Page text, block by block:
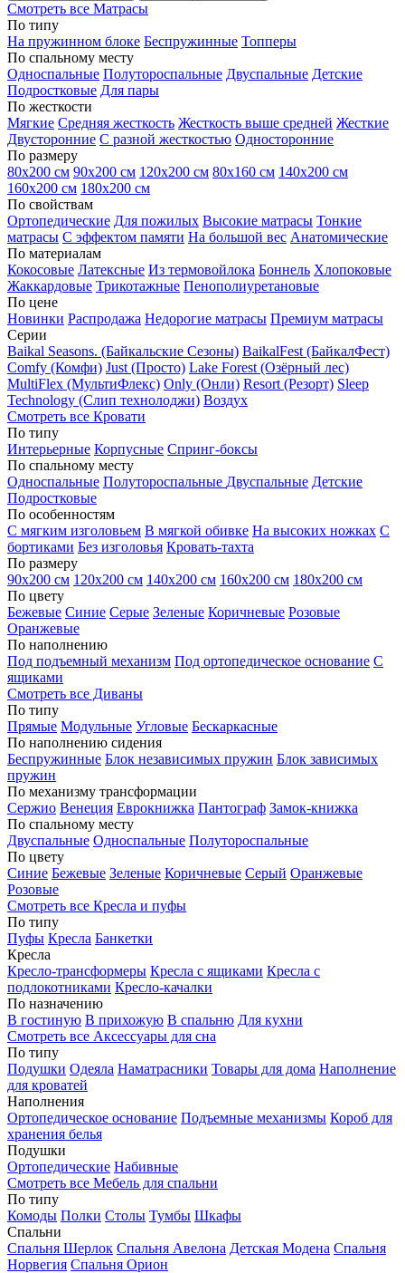
Смотреть все Матрасы
По типу
На пружинном блоке Беспружинные Топперы
По спальному месту
Односпальные Полутороспальные Двуспальные Детские
Подростковые Для пары
По жесткости
Мягкие Средняя жесткость Жесткость выше средней Жесткие
Двусторонние С разной жесткостью Односторонние
По размеру
80х200 см 90х200 см 120х200 см 80х160 см 140х200 см
160х200 см 180х200 см
По свойствам
Ортопедические Для пожилых Высокие матрасы Тонкие
матрасы С эффектом памяти На большой вес Анатомические
По материалам
Кокосовые Латексные Из термовойлока Боннель Хлопоковые
Жаккардовые Трикотажные Пенополиуретановые
По цене
Новинки Распродажа Недорогие матрасы Премиум матрасы
Серии
Baikal Seasons. (Байкальские Сезоны) BaikalFest (БайкалФест)
Comfy (Комфи) Just (Просто) Lake Forest (Озёрный лес)
MultiFlex (МультиФлекс) Only (Онли) Resort (Резорт) Sleep
Technology (Слип технолоджи) Воздух
Смотреть все Кровати
По типу
Интерьерные Корпусные Спринг-боксы
По спальному месту
Односпальные Полутороспальные Двуспальные Детские
Подростковые
По особенностям
С мягким изголовьем В мягкой обивке На высоких ножках С
бортиками Без изголовья Кровать-тахта
По размеру
90х200 см 120х200 см 140х200 см 160х200 см 180х200 см
По цвету
Бежевые Синие Серые Зеленые Коричневые Розовые
Оранжевые
По наполнению
Под подъемный механизм Под ортопедическое основание С
ящиками
Смотреть все Диваны
По типу
Прямые Модульные Угловые Бескаркасные
По наполнению сидения
Беспружинные Блок независимых пружин Блок зависимых
пружин
По механизму трансформации
Сержио Венеция Еврокнижка Пантограф Замок-книжка
По спальному месту
Двуспальные Односпальные Полутороспальные
По цвету
Синие Бежевые Зеленые Коричневые Серый Оранжевые
Розовые
Смотреть все Кресла и пуфы
По типу
Пуфы Кресла Банкетки
Кресла
Кресло-трансформеры Кресла с ящиками Кресла с
подлокотниками Кресло-качалки
По назначению
В гостиную В прихожую В спальню Для кухни
Смотреть все Аксессуары для сна
По типу
Подушки Одеяла Наматрасники Товары для дома Наполнение
для кроватей
Наполнения
Ортопедическое основание Подъемные механизмы Короб для
хранения белья
Подушки
Ортопедические Набивные
Смотреть все Мебель для спальни
По типу
Комоды Полки Столы Тумбы Шкафы
Спальни
Спальня Шерлок Спальня Авелона Детская Модена Спальня
Норвегия Спальня Орион